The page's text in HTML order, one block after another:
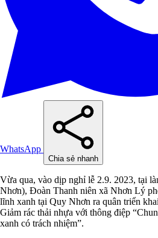
WhatsApp
Chia sẻ nhanh
Vừa qua, vào dịp nghỉ lễ 2.9. 2023, tại
Nhơn), Đoàn Thanh niên xã Nhơn Lý
lĩnh xanh tại Quy Nhơn ra quân triển
Giảm rác thải nhựa với thông điệp
xanh có trách nhiệm”.